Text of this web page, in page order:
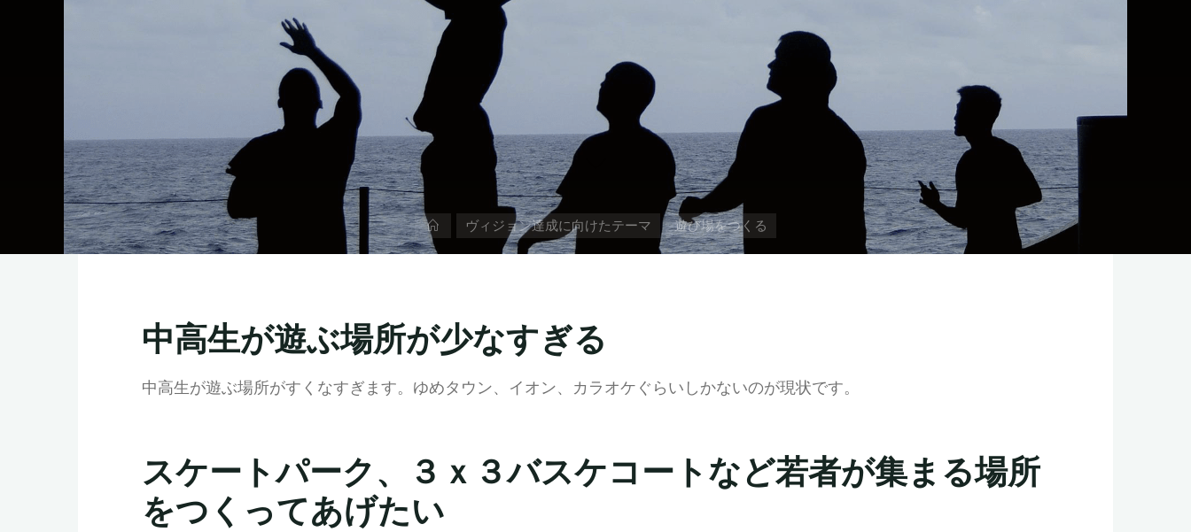
ム
ヴィジョン達成に向けたテーマ 遊び場をつくる
中高生が遊ぶ場所が少なすぎる
中高生が遊ぶ場所がすくなすぎます。ゆめタウン、イオン、カラオケぐらいしかないのが現状です。
スケートパーク、３ｘ３バスケコートなど若者が集まる場所
をつくってあげたい